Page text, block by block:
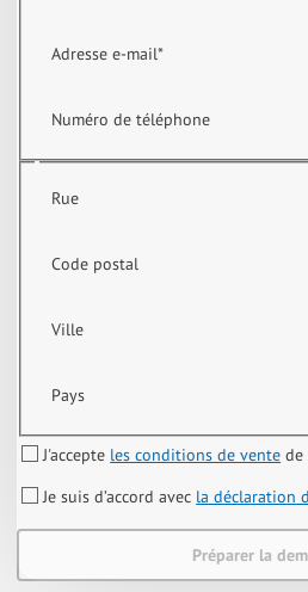
Adresse e-mail*
Numéro de téléphone
Rue
Code postal
Ville
Pays
J'accepte les conditions de vente de
Je suis d’accord avec la déclaration
Préparer la